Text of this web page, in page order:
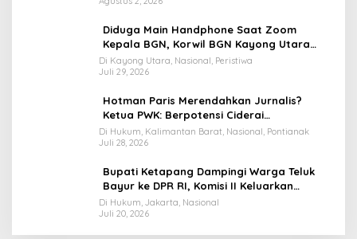
Diduga Main Handphone Saat Zoom
Kepala BGN, Korwil BGN Kayong Utara
Terancam Dimutasi ke Papua
Di Kayong Utara, Nasional, Peristiwa
Juli 29, 2026
Hotman Paris Merendahkan Jurnalis?
Ketua PWK: Berpotensi Ciderai
Penghormatan
Di Hukum, Kalimantan Barat, Nasional, Pontianak
Juli 28, 2026
Bupati Ketapang Dampingi Warga Teluk
Bayur ke DPR RI, Komisi II Keluarkan
Rekomendasi Tegas Soal Konflik Lahan PT
PTS
Di Hukum, Jakarta, Nasional
Juli 20, 2026